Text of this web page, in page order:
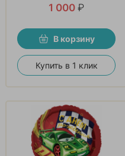
1 000 ₽
В корзину
Купить в 1 клик